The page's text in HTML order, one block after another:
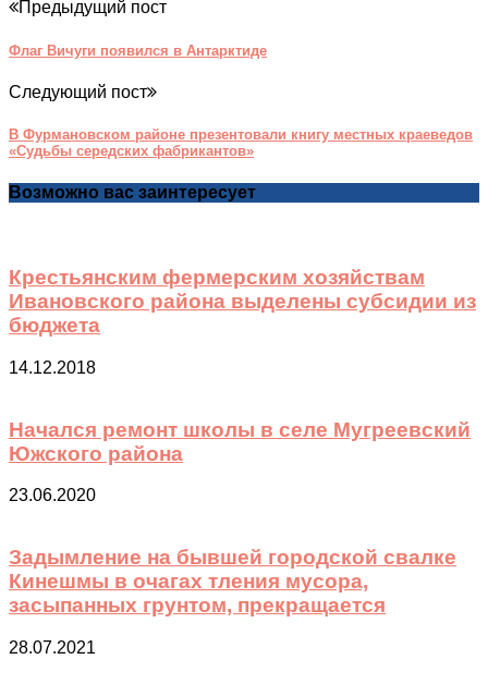
Предыдущий пост
Флаг Вичуги появился в Антарктиде
Следующий пост
В Фурмановском районе презентовали книгу местных краеведов
«Судьбы середских фабрикантов»
Возможно вас заинтересует
Крестьянским фермерским хозяйствам
Ивановского района выделены субсидии из
бюджета
14.12.2018
Начался ремонт школы в селе Мугреевский
Южского района
23.06.2020
Задымление на бывшей городской свалке
Кинешмы в очагах тления мусора,
засыпанных грунтом, прекращается
28.07.2021